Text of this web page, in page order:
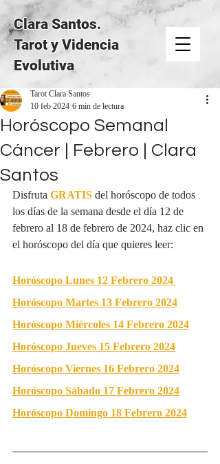
Clara Santos.
Tarot y Videncia
Evolutiva
Horóscopo Semanal
Cáncer | Febrero | Clara
Santos
Tarot Clara Santos
10 feb 20246 min de lectura
Disfruta GRATISdel horóscopo de todos
los días de la semana desde el día 12 de
febrero al 18 de febrero de 2024, haz clic en
el horóscopo del día que quieres leer:
Horóscopo Lunes 12 Febrero 2024
Horóscopo Martes 13 Febrero 2024
Horóscopo Miércoles 14 Febrero 2024
Horóscopo Jueves 15 Febrero 2024
Horóscopo Viernes 16 Febrero 2024
Horóscopo Sábado 17 Febrero 2024
Horóscopo Domingo 18 Febrero 2024